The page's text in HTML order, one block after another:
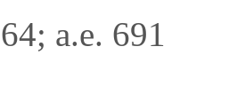
а.е. 691